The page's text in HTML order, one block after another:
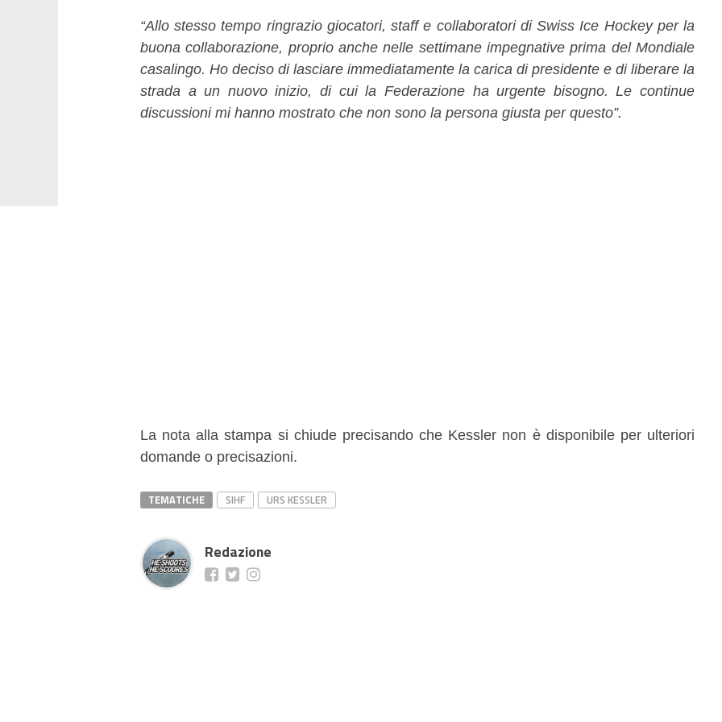
“Allo stesso tempo ringrazio giocatori, staff e collaboratori di Swiss Ice Hockey per la
buona collaborazione, proprio anche nelle settimane impegnative prima del Mondiale
casalingo. Ho deciso di lasciare immediatamente la carica di presidente e di liberare la
strada a un nuovo inizio, di cui la Federazione ha urgente bisogno. Le continue
discussioni mi hanno mostrato che non sono la persona giusta per questo”.
La nota alla stampa si chiude precisando che Kessler non è disponibile per ulteriori
domande o precisazioni.
TEMATICHE SIHF URS KESSLER
Redazione